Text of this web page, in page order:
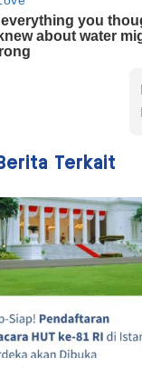
Berita Terkait